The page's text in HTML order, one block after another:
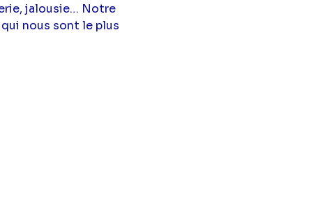
jalousie… Notre
nous sont le plus